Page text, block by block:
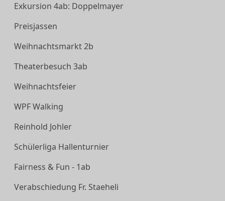
Exkursion 4ab: Doppelmayer
Preisjassen
Weihnachtsmarkt 2b
Theaterbesuch 3ab
Weihnachtsfeier
WPF Walking
Reinhold Johler
Schülerliga Hallenturnier
Fairness & Fun - 1ab
Verabschiedung Fr. Staeheli